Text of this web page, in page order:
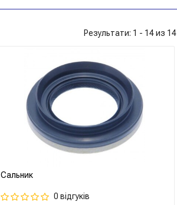
Результати: 1 - 14 из 14
Сальник
0 відгуків